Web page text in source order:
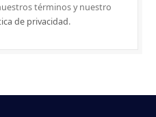
términos y nuestro
de privacidad.